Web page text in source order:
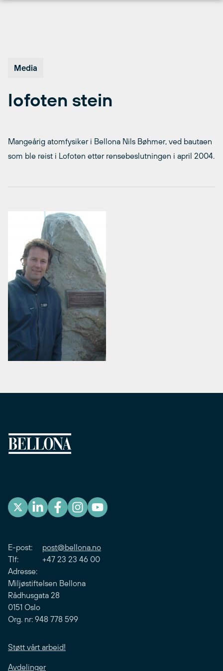
Media
lofoten stein
Mangeårig atomfysiker i Bellona Nils Bøhmer, ved bautaen
som ble reist i Lofoten etter rensebeslutningen i april 2004.
E-post: post@bellona.no
Tlf: +47 23 23 46 00
Adresse:
Miljøstiftelsen Bellona
Rådhusgata 28
0151 Oslo
Org. nr: 948 778 599
Støtt vårt arbeid!
Avdelinger